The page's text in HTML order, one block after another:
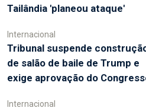
Tailândia 'planeou ataque'
Internacional
Tribunal suspende
de salão de baile de Trump e
exige aprovação do
Internacional